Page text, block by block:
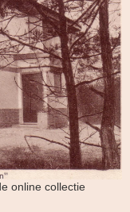
online collectie